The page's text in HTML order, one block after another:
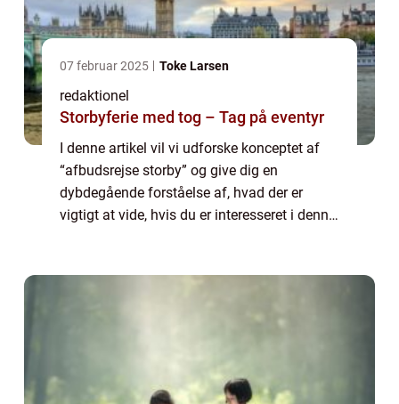
07 februar 2025 Toke Larsen
redaktionel
Storbyferie med tog – Tag på eventyr
I denne artikel vil vi udforske konceptet af
“afbudsrejse storby” og give dig en
dybdegående forståelse af, hvad der er
vigtigt at vide, hvis du er interesseret i denne